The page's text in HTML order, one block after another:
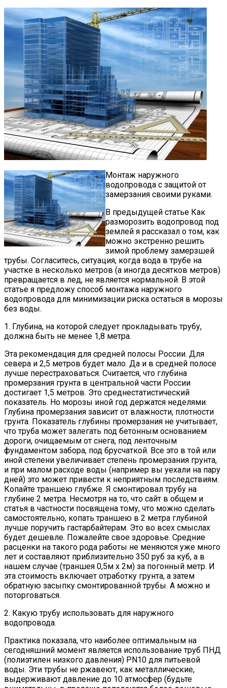
Монтаж наружного
водопровода с защитой от
замерзания своими руками.
В предыдущей статье Как
разморозить водопровод под
землей я рассказал о том, как
можно экстренно решить
зимой проблему замерзшей
трубы. Согласитесь, ситуация, когда вода в трубе на
участке в несколько метров (а иногда десятков метров)
превращается в лед, не является нормальной. В этой
статье я предложу способ монтажа наружного
водопровода для минимизации риска остаться в морозы
без воды.
1. Глубина, на которой следует прокладывать трубу,
должна быть не менее 1,8 метра.
Эта рекомендация для средней полосы России. Для
севера и 2,5 метров будет мало. Да и в средней полосе
лучше перестраховаться. Считается, что глубина
промерзания грунта в центральной части России
достигает 1,5 метров. Это среднестатистический
показатель. Но морозы иной год держатся неделями.
Глубина промерзания зависит от влажности, плотности
грунта. Показатель глубины промерзания не учитывает,
что труба может залегать под бетонным основанием
дороги, очищаемым от снега, под ленточным
фундаментом забора, под брусчаткой. Все это в той или
иной степени увеличивает степень промерзания грунта,
и при малом расходе воды (например вы уехали на пару
дней) это может привести к неприятным последствиям.
Копайте траншею глубже. Я смонтировал трубу на
глубине 2 метра. Несмотря на то, что сайт в общем и
статья в частности посвящена тому, что можно сделать
самостоятельно, копать траншею в 2 метра глубиной
лучше поручить гастарбайтерам. Это во всех смыслах
будет дешевле. Пожалейте свое здоровье. Средние
расценки на такого рода работы не меняются уже много
лет и составляют приблизительно 350 руб за куб, а в
нашем случае (траншея 0,5м х 2м) за погонный метр. И
эта стоимость включает отработку грунта, а затем
обратную засыпку смонтированной трубы. А можно и
поторговаться.
2. Какую трубу использовать для наружного
водопровода.
Практика показала, что наиболее оптимальным на
сегодняшний момент является использование труб ПНД
(полиэтилен низкого давления) PN10 для питьевой
воды. Эти трубы не ржавеют, как металлические,
выдерживают давление до 10 атмосфер (будьте